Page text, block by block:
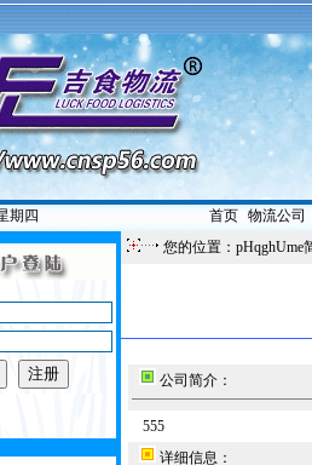
期四 首页| 物流公司
您的位置：pHqghUme
公司简介：
555
详细信息：